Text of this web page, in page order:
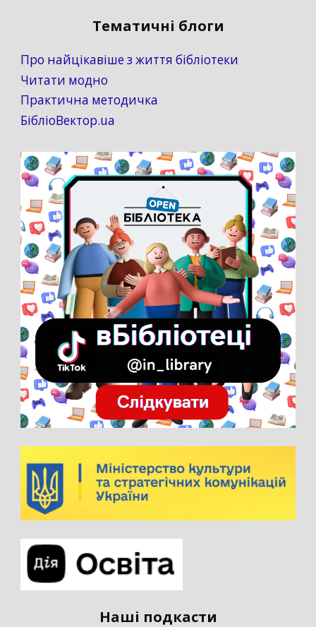
Тематичні блоги
Про найцікавіше з життя бібліотеки
Читати модно
Практична методичка
БібліоВектор.ua
Наші подкасти